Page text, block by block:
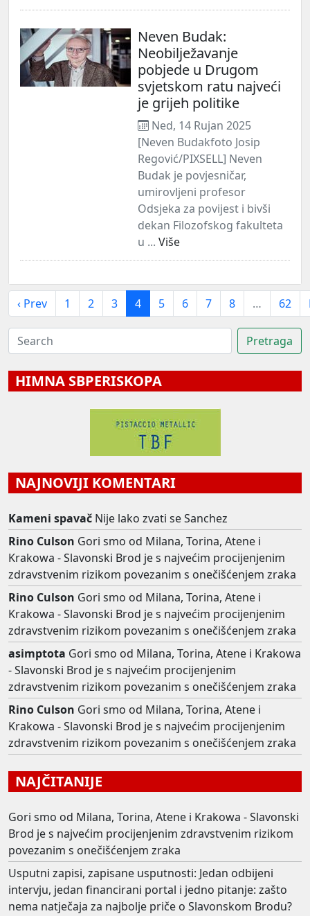
Neven Budak:
Neobilježavanje
pobjede u Drugom
svjetskom ratu najveći
je grijeh politike
Ned, 14 Rujan 2025
[Neven Budakfoto Josip
Regović/PIXSELL] Neven
Budak je povjesničar,
umirovljeni profesor
Odsjeka za povijest i bivši
dekan Filozofskog fakulteta
u ... Više
‹ Prev 1 2 3 4 5 6 7 8 … 62
HIMNA SBPERISKOPA
NAJNOVIJI KOMENTARI
Kameni spavač Nije lako zvati se Sanchez
Rino Culson Gori smo od Milana, Torina, Atene i
Krakowa - Slavonski Brod je s najvećim procijenjenim
zdravstvenim rizikom povezanim s onečišćenjem zraka
Rino Culson Gori smo od Milana, Torina, Atene i
Krakowa - Slavonski Brod je s najvećim procijenjenim
zdravstvenim rizikom povezanim s onečišćenjem zraka
asimptota Gori smo od Milana, Torina, Atene i Krakowa
- Slavonski Brod je s najvećim procijenjenim
zdravstvenim rizikom povezanim s onečišćenjem zraka
Rino Culson Gori smo od Milana, Torina, Atene i
Krakowa - Slavonski Brod je s najvećim procijenjenim
zdravstvenim rizikom povezanim s onečišćenjem zraka
NAJČITANIJE
Gori smo od Milana, Torina, Atene i Krakowa - Slavonski
Brod je s najvećim procijenjenim zdravstvenim rizikom
povezanim s onečišćenjem zraka
Usputni zapisi, zapisane usputnosti: Jedan odbijeni
intervju, jedan financirani portal i jedno pitanje: zašto
nema natječaja za najbolje priče o Slavonskom Brodu?